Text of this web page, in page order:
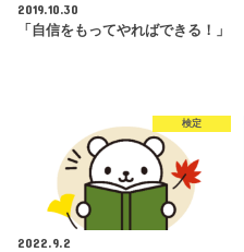
2019.10.30
「自信をもってやればできる！」
検定
2022.9.2